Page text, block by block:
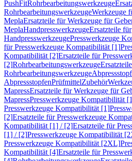
PushFitRohrbearbeitungswerkzeuge
RohrbearbeitungswerkzeugeWerkzeuge
MeplaErsatzteile für Werkzeuge für
MeplaHandpresswerkzeugeErsatzteile für
HandpresswerkzeugePresswerkzeuge
für Presswerkzeuge Kompatibilität [1]
Kompatibilität [2]Ersatzteile für
[2]Rohrbearbeitungswerkzeuge
Rohrbearbeitungswerkzeuge
AbpressstopfenPrüfmittelZubehör
MapressErsatzteile für Werkzeuge für
MapressPresswerkzeuge Kompatibilität
Presswerkzeuge Kompatibilität [1]
[2]Ersatzteile für Presswerkzeuge
Kompatibilität [1] / [2]Ersatzteile für
[1] / [2]Presswerkzeuge Kompatibilität
Presswerkzeuge Kompatibilität [2XL]
Kompatibilität [4]Ersatzteile für